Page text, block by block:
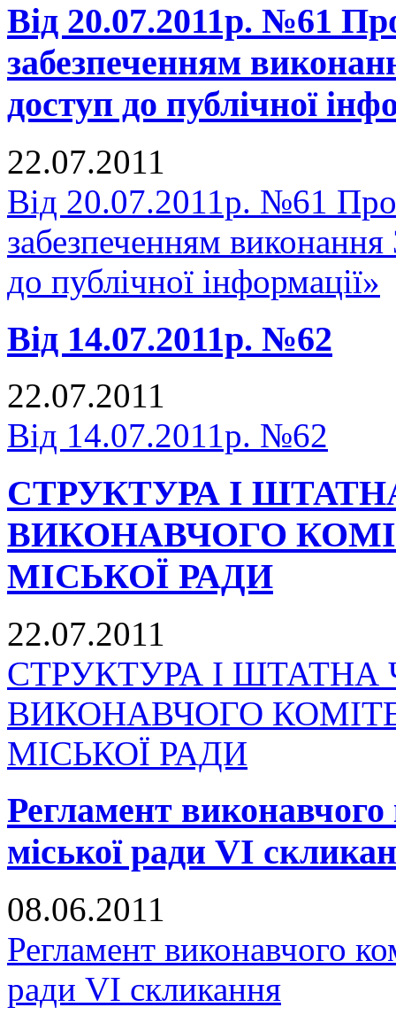
Від 20.07.2011р. №61
забезпеченням
доступ до публічної
22.07.2011
Від 20.07.2011р. №61 Про
забезпеченням
до публічної інформації»
Від 14.07.2011р. №62
22.07.2011
Від 14.07.2011р. №62
СТРУКТУРА І
ВИКОНАВЧОГО
МІСЬКОЇ РАДИ
22.07.2011
СТРУКТУРА І ШТАТНА
ВИКОНАВЧОГО
МІСЬКОЇ РАДИ
Регламент виконавчого
міської ради VI
08.06.2011
Регламент виконавчого
ради VI скликання